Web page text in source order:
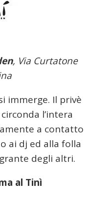
, Via Curtatone
immerge. Il privè
l’intera
a contatto
ai dj ed alla folla
degli altri.
al Tinì